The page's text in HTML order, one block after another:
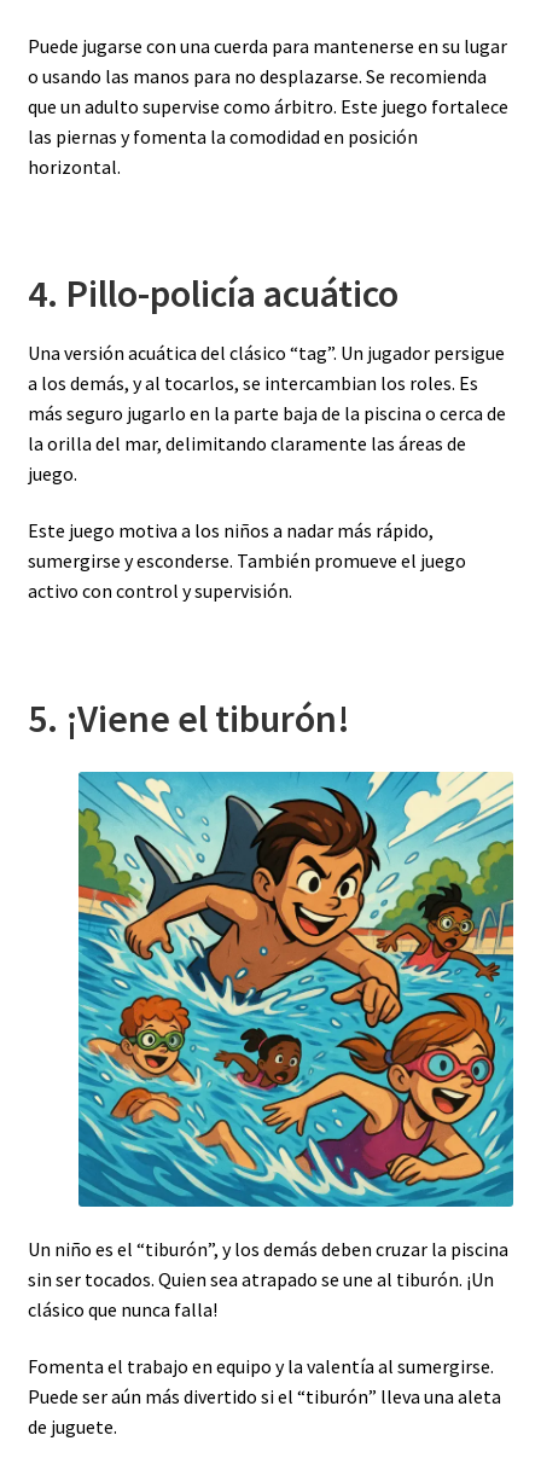
Puede jugarse con una cuerda para mantenerse en su lugar
o usando las manos para no desplazarse. Se recomienda
que un adulto supervise como árbitro. Este juego fortalece
las piernas y fomenta la comodidad en posición
horizontal.
4. Pillo-policía acuático
Una versión acuática del clásico “tag”. Un jugador persigue
a los demás, y al tocarlos, se intercambian los roles. Es
más seguro jugarlo en la parte baja de la piscina o cerca de
la orilla del mar, delimitando claramente las áreas de
juego.
Este juego motiva a los niños a nadar más rápido,
sumergirse y esconderse. También promueve el juego
activo con control y supervisión.
5. ¡Viene el tiburón!
Un niño es el “tiburón”, y los demás deben cruzar la piscina
sin ser tocados. Quien sea atrapado se une al tiburón. ¡Un
clásico que nunca falla!
Fomenta el trabajo en equipo y la valentía al sumergirse.
Puede ser aún más divertido si el “tiburón” lleva una aleta
de juguete.